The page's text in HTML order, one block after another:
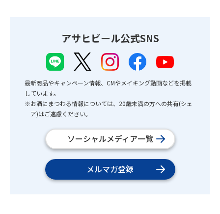
アサヒビール公式SNS
最新商品やキャンペーン情報、CMやメイキング動画などを掲載
しています。
※お酒にまつわる情報については、20歳未満の方への共有(シェ
ア)はご遠慮ください。
ソーシャルメディア一覧
メルマガ登録